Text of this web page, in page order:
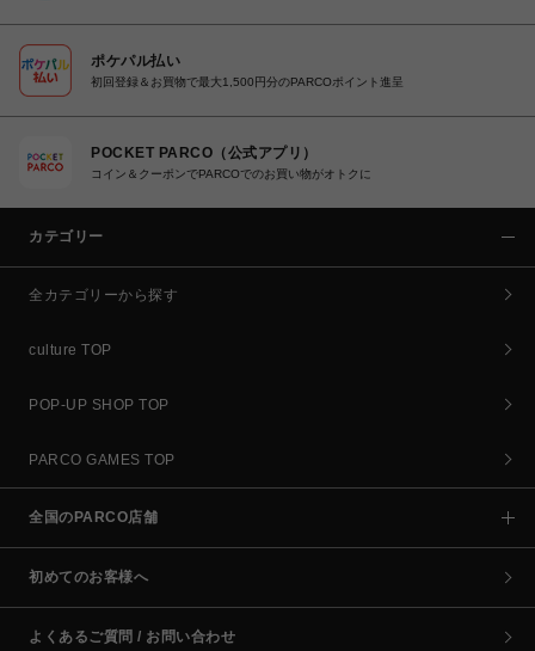
ポケパル払い
初回登録＆お買物で最大1,500円分のPARCOポイント進呈
POCKET PARCO（公式アプリ）
コイン＆クーポンでPARCOでのお買い物がオトクに
カテゴリー
全カテゴリーから探す
culture TOP
POP-UP SHOP TOP
PARCO GAMES TOP
全国のPARCO店舗
初めてのお客様へ
よくあるご質問 / お問い合わせ